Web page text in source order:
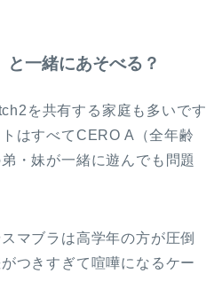
一緒にあそべる？
を共有する家庭も多いです
はすべてCERO A（全年齢
・妹が一緒に遊んでも問題
マブラは高学年の方が圧倒
つきすぎて喧嘩になるケー